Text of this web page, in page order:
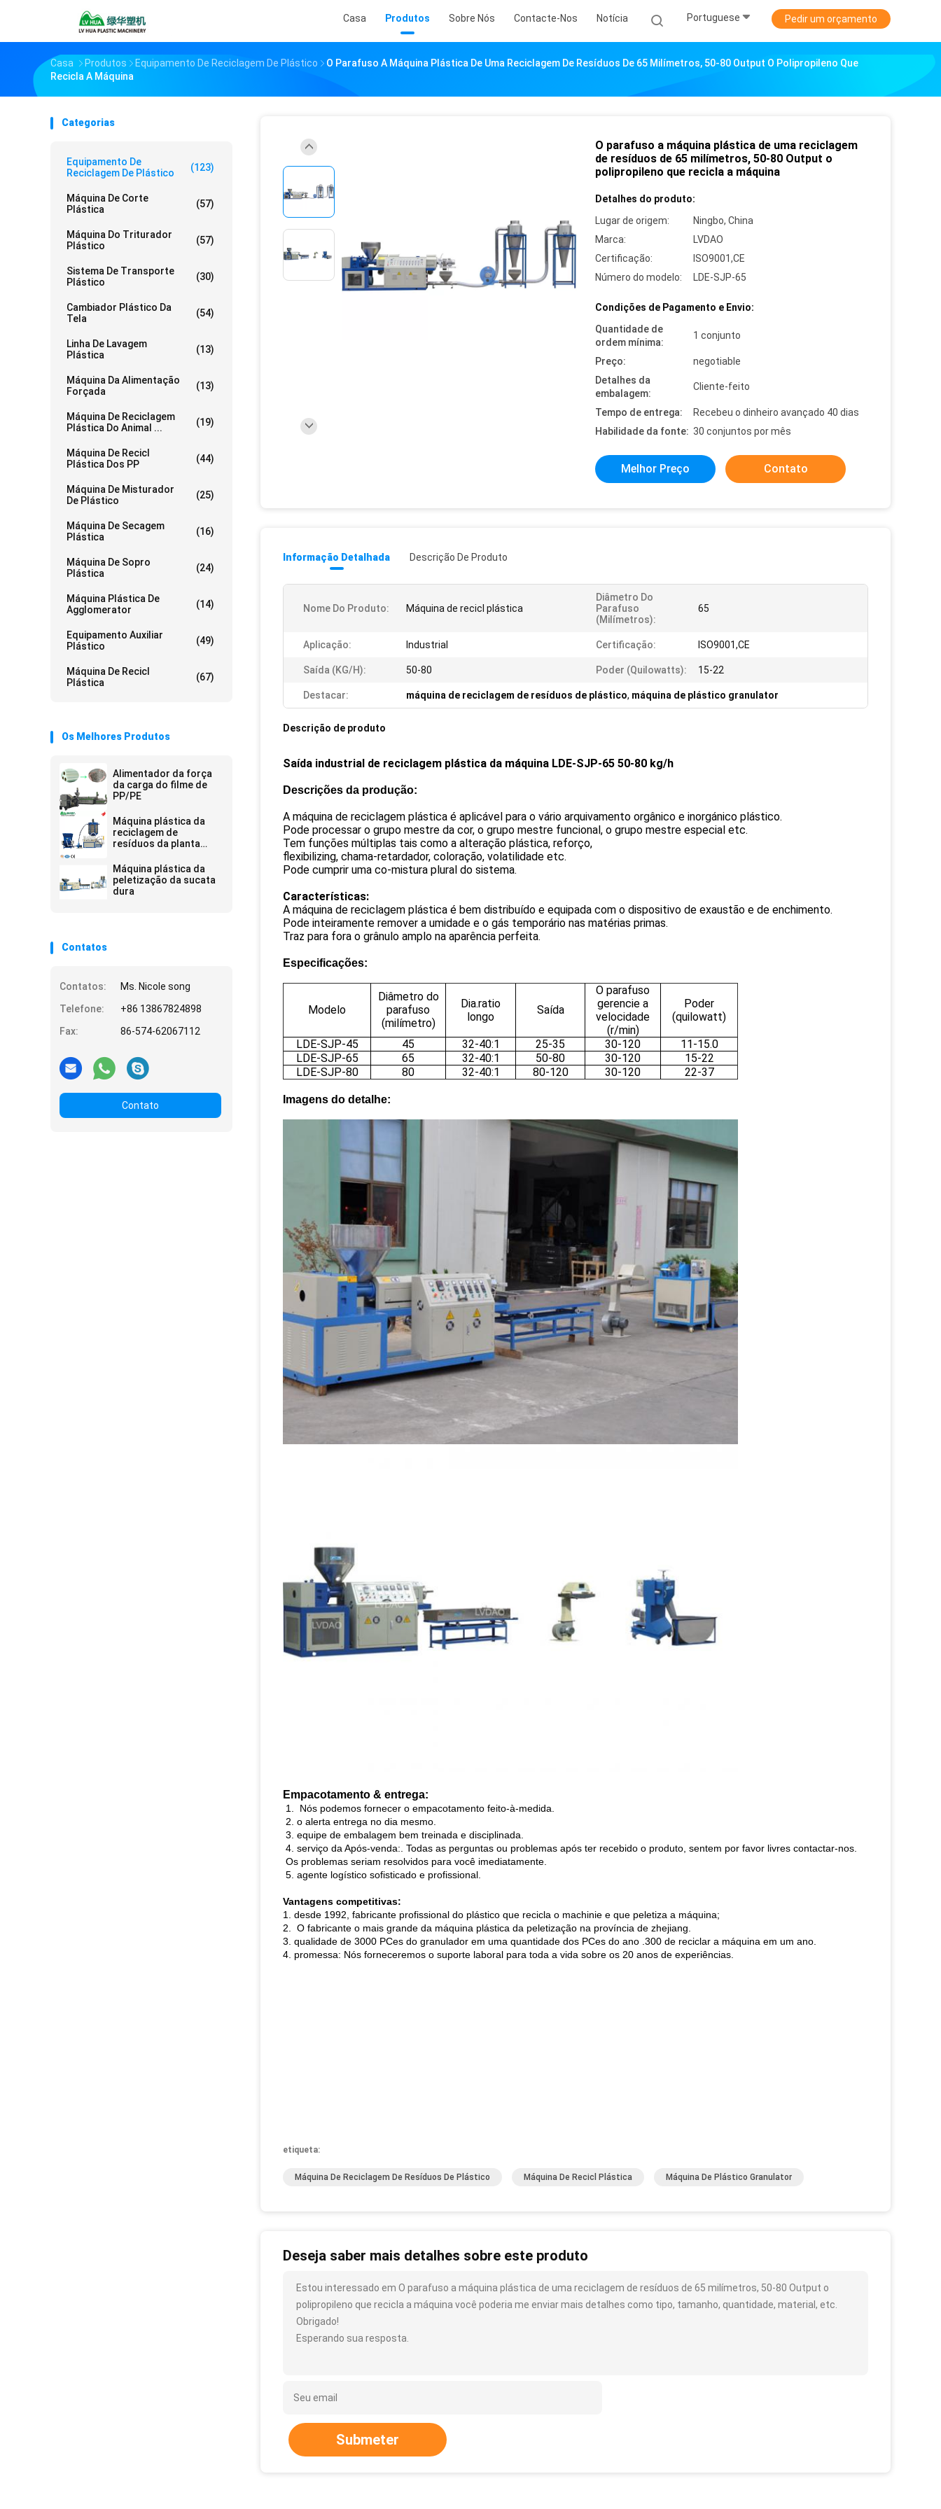
Casa Produtos Sobre Nós Contacte-Nos Notícia Portuguese Pedir um orçamento
Casa Produtos Equipamento De Reciclagem De Plástico
O Parafuso A Máquina Plástica De Uma Reciclagem De Resíduos De 65 Milímetros, 50-80 Output O Polipropileno Que
Recicla A Máquina
Categorias
Equipamento De
Reciclagem De Plástico
(123)
Máquina De Corte
Plástica
(57)
Máquina Do Triturador
Plástico
(57)
Sistema De Transporte
Plástico
(30)
Cambiador Plástico Da
Tela
(54)
Linha De Lavagem
Plástica
(13)
Máquina Da Alimentação
Forçada
(13)
Máquina De Reciclagem
Plástica Do Animal ...
(19)
Máquina De Recicl
Plástica Dos PP
(44)
Máquina De Misturador
De Plástico
(25)
Máquina De Secagem
Plástica
(16)
Máquina De Sopro
Plástica
(24)
Máquina Plástica De
Agglomerator
(14)
Equipamento Auxiliar
Plástico
(49)
Máquina De Recicl
Plástica
(67)
Os Melhores Produtos
Alimentador da força
da carga do filme de
PP/PE
Máquina plástica da
reciclagem de
resíduos da planta
Máquina plástica da
peletização da sucata
dura
Contatos
Contatos:
Ms. Nicole song
Telefone:
+86 13867824898
Fax:
86-574-62067112
Contato
O parafuso a máquina plástica de uma reciclagem
de resíduos de 65 milímetros, 50-80 Output o
polipropileno que recicla a máquina
Detalhes do produto:
Lugar de origem:
Ningbo, China
Marca:
LVDAO
Certificação:
ISO9001,CE
Número do modelo:
LDE-SJP-65
Condições de Pagamento e Envio:
Quantidade de
ordem mínima:
1 conjunto
Preço:
negotiable
Detalhes da
embalagem:
Cliente-feito
Tempo de entrega:
Recebeu o dinheiro avançado 40 dias
Habilidade da fonte: 30 conjuntos por mês
Melhor Preço Contato
Informação Detalhada Descrição De Produto
Nome Do Produto: Máquina de recicl plástica
Diâmetro Do
Parafuso
(milímetros):
65
Aplicação: Industrial Certificação: ISO9001,CE
Saída (KG/H): 50-80 Poder (quilowatts): 15-22
Destacar: máquina de reciclagem de resíduos de plástico, máquina de plástico granulator
Descrição de produto
Saída industrial de reciclagem plástica da máquina LDE-SJP-65 50-80 kg/h
Descrições da produção:
A máquina de reciclagem plástica é aplicável para o vário arquivamento orgânico e inorgánico plástico.
Pode processar o grupo mestre da cor, o grupo mestre funcional, o grupo mestre especial etc.
Tem funções múltiplas tais como a alteração plástica, reforço,
flexibilizing, chama-retardador, coloração, volatilidade etc.
Pode cumprir uma co-mistura plural do sistema.
Características:
A máquina de reciclagem plástica é bem distribuído e equipada com o dispositivo de exaustão e de enchimento.
Pode inteiramente remover a umidade e o gás temporário nas matérias primas.
Traz para fora o grânulo amplo na aparência perfeita.
Especificações:
Modelo
Diâmetro do
parafuso
(milímetro)
Dia.ratio
longo
Saída
O parafuso
gerencie a
velocidade
(r/min)
Poder
(quilowatt)
LDE-SJP-45 45 32-40:1 25-35 30-120
11-15.0
LDE-SJP-65
65 32-40:1 50-80 30-120
15-22
LDE-SJP-80
80 32-40:1 80-120 30-120 22-37
Imagens do detalhe:
Empacotamento & entrega:
1. Nós podemos fornecer o empacotamento feito-à-medida.
2. o alerta entrega no dia mesmo.
3. equipe de embalagem bem treinada e disciplinada.
4. serviço da Após-venda:. Todas as perguntas ou problemas após ter recebido o produto, sentem por favor livres contactar-nos.
Os problemas seriam resolvidos para você imediatamente.
5. agente logístico sofisticado e profissional.
Vantagens competitivas:
1. desde 1992, fabricante profissional do plástico que recicla o machinie e que peletiza a máquina;
2. O fabricante o mais grande da máquina plástica da peletização na província de zhejiang.
3. qualidade de 3000 PCes do granulador em uma quantidade dos PCes do ano .300 de reciclar a máquina em um ano.
4. promessa: Nós forneceremos o suporte laboral para toda a vida sobre os 20 anos de experiências.
etiqueta:
Máquina De Reciclagem De Resíduos De Plástico Máquina De Recicl Plástica Máquina De Plástico Granulator
Deseja saber mais detalhes sobre este produto
Estou interessado em O parafuso a máquina plástica de uma reciclagem de resíduos de 65 milímetros, 50-80 Output o
polipropileno que recicla a máquina você poderia me enviar mais detalhes como tipo, tamanho, quantidade, material, etc.
Obrigado!
Esperando sua resposta.
Submeter